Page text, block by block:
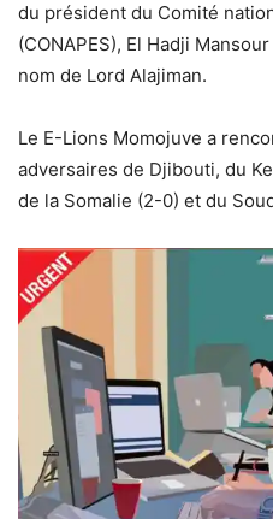
du président du Comité
(CONAPES), El Hadji
nom de Lord Alajiman.
Le E-Lions Momojuve a
adversaires de Djibouti, du
de la Somalie (2-0) et du